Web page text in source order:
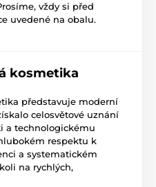
vždy si před
uvedené na obalu.
kosmetika
představuje moderní
celosvětové uznání
a technologickému
respektu k
a systematickém
na rychlých,